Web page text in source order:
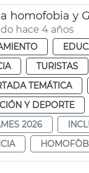
homofobia y
hace 4 años
TURISTAS
TEMÁTICA
Y DEPORTE
2026